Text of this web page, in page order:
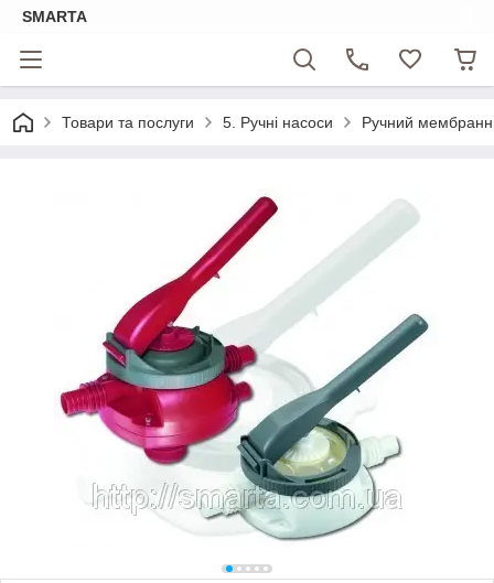
SMARTA
Товари та послуги 5. Ручні насоси Ручний